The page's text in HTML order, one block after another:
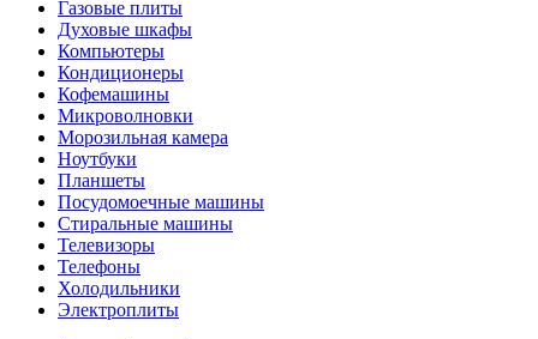
Газовые плиты
Духовые шкафы
Компьютеры
Кондиционеры
Кофемашины
Микроволновки
Морозильная камера
Ноутбуки
Планшеты
Посудомоечные машины
Стиральные машины
Телевизоры
Телефоны
Холодильники
Электроплиты